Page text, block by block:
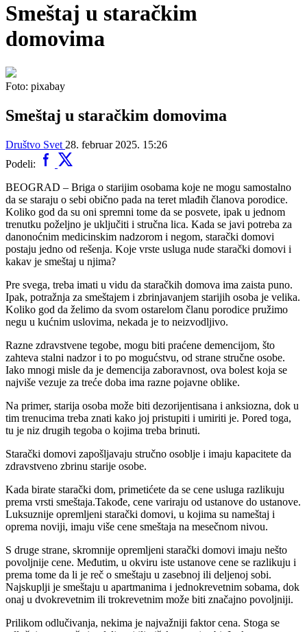
Smeštaj u staračkim
domovima
Foto: pixabay
Smeštaj u staračkim domovima
Društvo Svet 28. februar 2025. 15:26
Podeli:
BEOGRAD – Briga o starijim osobama koje ne mogu samostalno
da se staraju o sebi obično pada na teret mlađih članova porodice.
Koliko god da su oni spremni tome da se posvete, ipak u jednom
trenutku poželjno je uključiti i stručna lica. Kada se javi potreba za
danonoćnim medicinskim nadzorom i negom, starački domovi
postaju jedno od rešenja. Koje vrste usluga nude starački domovi i
kakav je smeštaj u njima?
Pre svega, treba imati u vidu da staračkih domova ima zaista puno.
Ipak, potražnja za smeštajem i zbrinjavanjem starijih osoba je velika.
Koliko god da želimo da svom ostarelom članu porodice pružimo
negu u kućnim uslovima, nekada je to neizvodljivo.
Razne zdravstvene tegobe, mogu biti praćene demencijom, što
zahteva stalni nadzor i to po mogućstvu, od strane stručne osobe.
Iako mnogi misle da je demencija zaboravnost, ova bolest koja se
najviše vezuje za treće doba ima razne pojavne oblike.
Na primer, starija osoba može biti dezorijentisana i anksiozna, dok u
tim trenucima treba znati kako joj pristupiti i umiriti je. Pored toga,
tu je niz drugih tegoba o kojima treba brinuti.
Starački domovi zapošljavaju stručno osoblje i imaju kapacitete da
zdravstveno zbrinu starije osobe.
Kada birate starački dom, primetićete da se cene usluga razlikuju
prema vrsti smeštaja.Takođe, cene variraju od ustanove do ustanove.
Luksuznije opremljeni starački domovi, u kojima su nameštaj i
oprema noviji, imaju više cene smeštaja na mesečnom nivou.
S druge strane, skromnije opremljeni starački domovi imaju nešto
povoljnije cene. Međutim, u okviru iste ustanove cene se razlikuju i
prema tome da li je reč o smeštaju u zasebnoj ili deljenoj sobi.
Najskuplji je smeštaju u apartmanima i jednokrevetnim sobama, dok
onaj u dvokrevetnim ili trokrevetnim može biti značajno povoljniji.
Prilikom odlučivanja, nekima je najvažniji faktor cena. Stoga se